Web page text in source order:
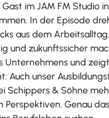
im JAM FM Studio
In der Episode
aus dem
und zukunftssicher
Unternehmens und
Auch unser
Schippers & Söhne
Genau